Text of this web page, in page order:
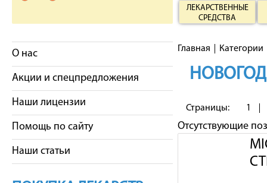
ЛЕКАРСТВЕННЫЕ
СРЕДСТВА
О нас
Акции и спецпредложения
Наши лицензии
Помощь по сайту
Наши статьи
Главная Категории
Страницы: 1
Отсутствующие